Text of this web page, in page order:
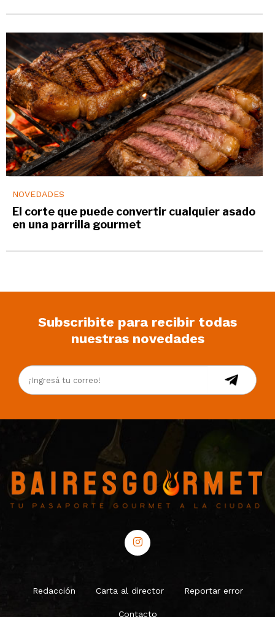
NOVEDADES
El corte que puede convertir cualquier asado
en una parrilla gourmet
Subscribite para recibir todas
nuestras novedades
Redacción Carta al director Reportar error
Contacto